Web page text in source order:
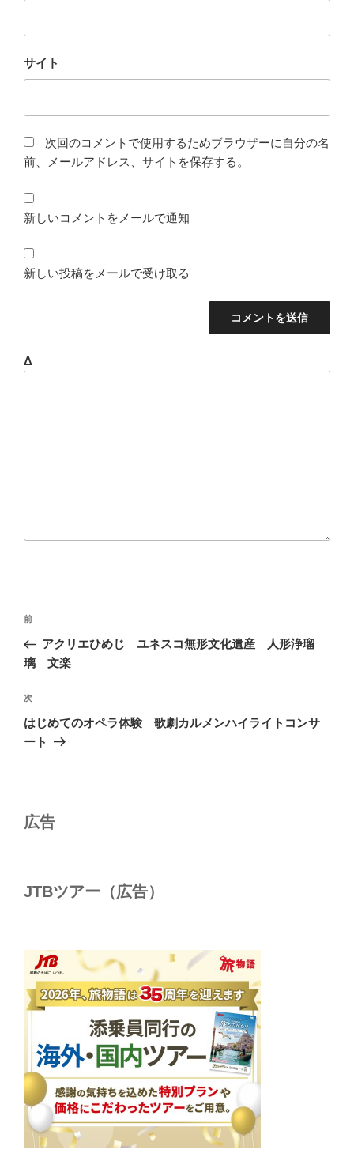
サイト
次回のコメントで使用するためブラウザーに自分の名
前、メールアドレス、サイトを保存する。
新しいコメントをメールで通知
新しい投稿をメールで受け取る
Δ
投
ナ
ゲ
ー
シ
前
の
投
前
アクリエひめじ ユネスコ無形文化遺産 人形浄瑠
璃 文楽
次
の
次
はじめてのオペラ体験 歌劇カルメンハイライトコンサ
ート
広告
JTBツアー（広告）